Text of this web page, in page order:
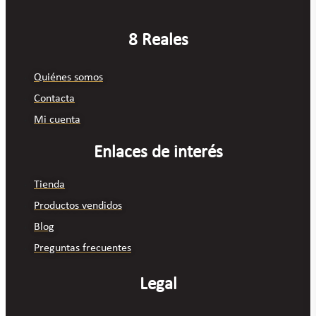
8 Reales
Quiénes somos
Contacta
Mi cuenta
Enlaces de interés
Tienda
Productos vendidos
Blog
Preguntas frecuentes
Legal